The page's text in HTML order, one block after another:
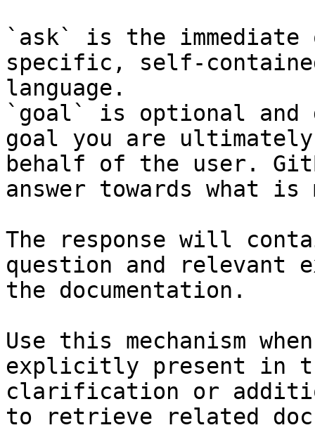
`ask` is the
specific, self-
language.
`goal` is optional and
goal you are
behalf of the user.
answer towards what
The response will
question and relevant
the documentation.
Use this mechanism
explicitly present in
clarification or